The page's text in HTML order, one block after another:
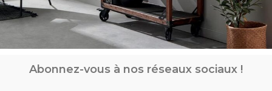
Abonnez-vous à nos réseaux sociaux !